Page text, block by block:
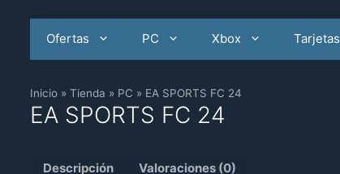
Ofertas PC Xbox Tarjetas
Inicio » Tienda » PC » EA SPORTS FC 24
EA SPORTS FC 24
Descripción Valoraciones (0)